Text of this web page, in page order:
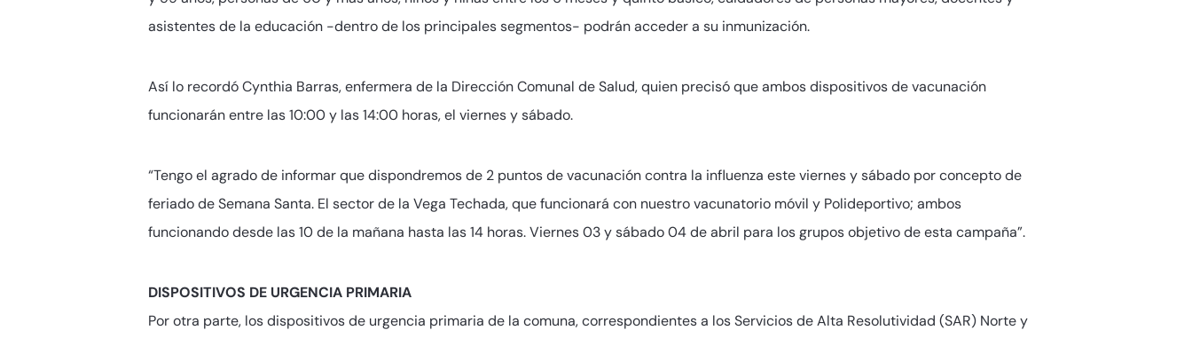
asistentes de la educación -dentro de los principales segmentos- podrán acceder a su inmunización.
Así lo recordó Cynthia Barras, enfermera de la Dirección Comunal de Salud, quien precisó que ambos dispositivos de vacunación
funcionarán entre las 10:00 y las 14:00 horas, el viernes y sábado.
“Tengo el agrado de informar que dispondremos de 2 puntos de vacunación contra la influenza este viernes y sábado por concepto de
feriado de Semana Santa. El sector de la Vega Techada, que funcionará con nuestro vacunatorio móvil y Polideportivo; ambos
funcionando desde las 10 de la mañana hasta las 14 horas. Viernes 03 y sábado 04 de abril para los grupos objetivo de esta campaña”.
DISPOSITIVOS DE URGENCIA PRIMARIA
Por otra parte, los dispositivos de urgencia primaria de la comuna, correspondientes a los Servicios de Alta Resolutividad (SAR) Norte y